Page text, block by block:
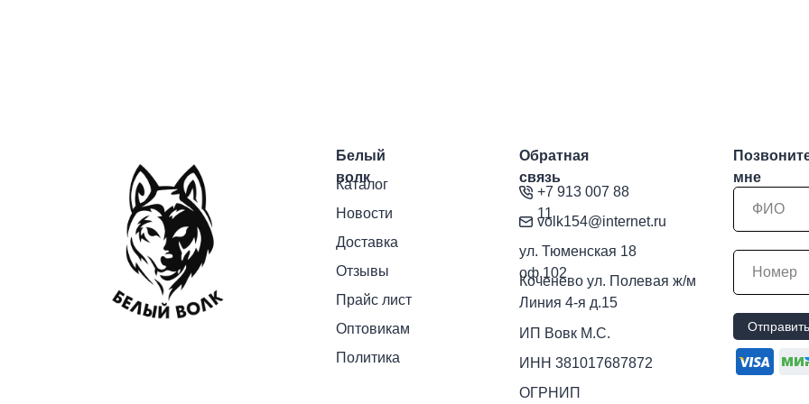
volk154@internet.ru
Каталог
ул. Тюменская 18
оф.102
Новости
Доставка
Отзывы
Прайс лист
Оптовикам
Белый
волк
Обратная
связь
мне
+7 913 007 88
11
Отправить
Коченево ул. Полевая ж/м
Линия 4-я д.15
ИНН 381017687872
ОГРНИП
ИП Вовк М.С.
Политика